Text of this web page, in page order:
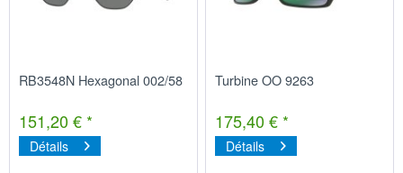
RB3548N Hexagonal 002/58
151,20 € *
Détails
Turbine OO 9263
175,40 € *
Détails